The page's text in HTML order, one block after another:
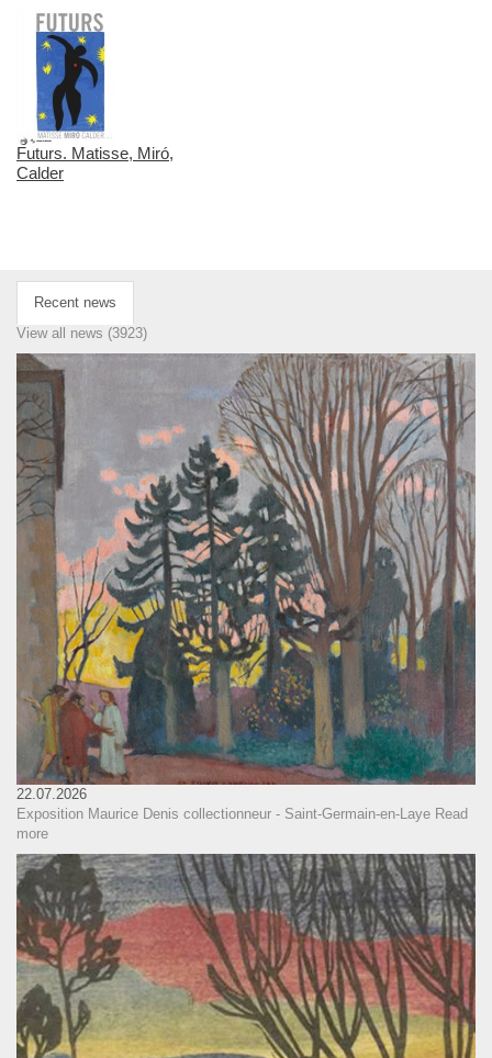
Futurs. Matisse, Miró,
Calder
Recent news
View all news (3923)
22.07.2026
Exposition Maurice Denis collectionneur - Saint-Germain-en-Laye Read
more